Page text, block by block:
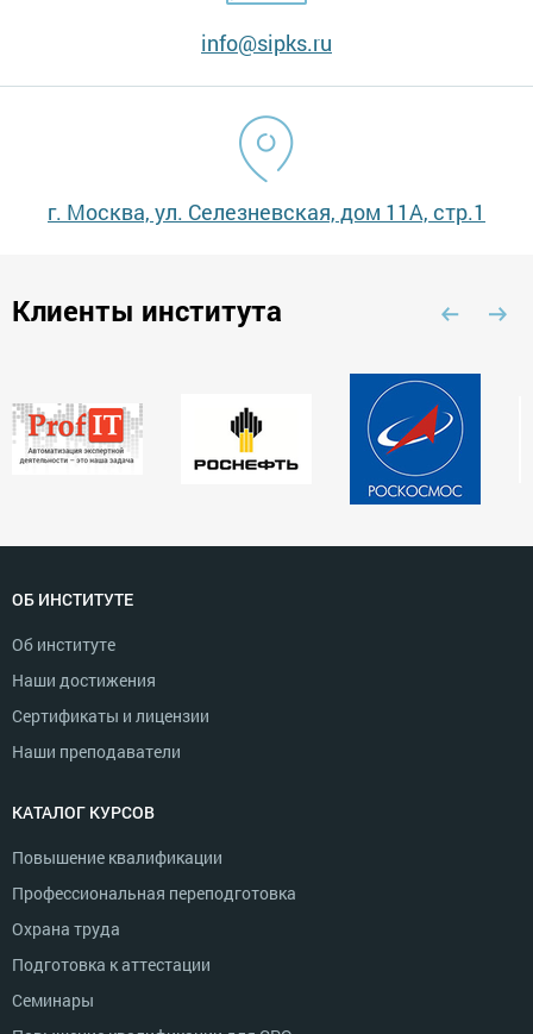
info@sipks.ru
г. Москва, ул. Селезневская, дом 11А, стр.1
Клиенты института
ОБ ИНСТИТУТЕ
Об институте
Наши достижения
Сертификаты и лицензии
Наши преподаватели
КАТАЛОГ КУРСОВ
Повышение квалификации
Профессиональная переподготовка
Охрана труда
Подготовка к аттестации
Семинары